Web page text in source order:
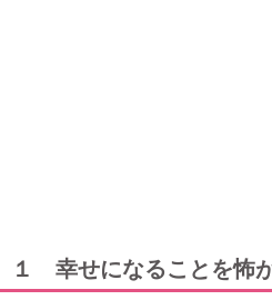
１ 幸せになることを怖